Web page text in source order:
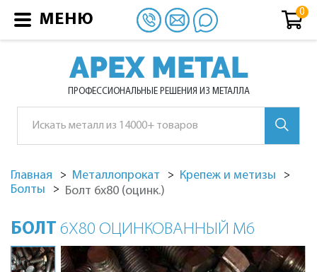
APEX METAL
ПРОФЕССИОНАЛЬНЫЕ РЕШЕНИЯ ИЗ МЕТАЛЛА
Главная Металлопрокат
Крепеж и метизы
Болты
Болт 6х80 (оцинк.)
БОЛТ 6Х80 ОЦИНКОВАННЫЙ М6
МЕНЮ